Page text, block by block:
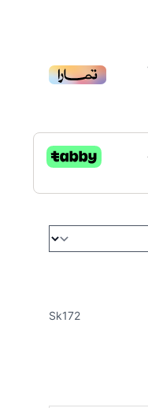
Sk172